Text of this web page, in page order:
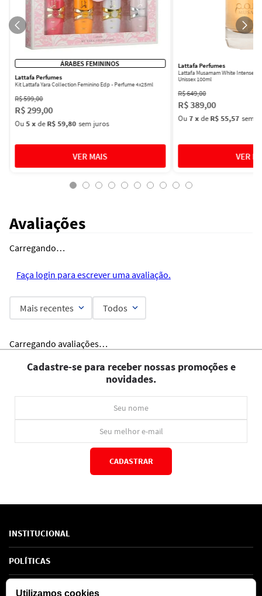
ÁRABES FEMININOS
Lattafa Perfumes
Kit Lattafa Yara Collection Feminino Edp - Perfume 4x25ml
R$599,00
R$299,00
Ou5 xdeR$ 59,80 sem juros
Lattafa Perfumes
Lattafa Musamam White Intense
Unissex 100ml
R$649,00
R$389,00
Ou7xdeR$ 55,57 sem
Avaliações
Carregando…
Faça login para escrever uma avaliação.
Mais recentes Todos
Carregando avaliações…
Cadastre-se para receber nossas promoções e
novidades.
CADASTRAR
INSTITUCIONAL
Sobre Nós
Marcas
SAC de marcas
POLÍTICAS
Política de Privacidade
AJUDA
Utilizamos cookies